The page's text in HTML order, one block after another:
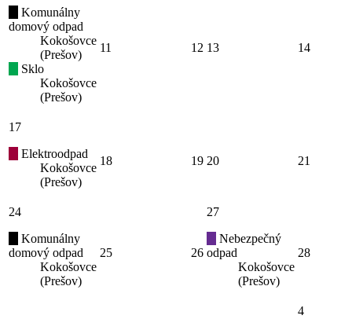
Komunálny
domový odpad
Kokošovce
(Prešov)
Sklo
Kokošovce
(Prešov)
11 12 13 14
17
Elektroodpad
Kokošovce
(Prešov)
18 19 20 21
24
Komunálny
domový odpad
Kokošovce
(Prešov)
25 26
27
Nebezpečný
odpad
Kokošovce
(Prešov)
28
4